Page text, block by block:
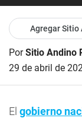
Agregar Sitio
PorSitio Andino
29 de abril de
El gobierno